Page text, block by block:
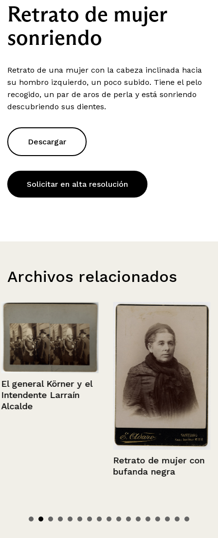
Retrato de mujer
sonriendo
Retrato de una mujer con la cabeza inclinada hacia
su hombro izquierdo, un poco subido. Tiene el pelo
recogido, un par de aros de perla y está sonriendo
descubriendo sus dientes.
Descargar
Solicitar en alta resolución
Archivos relacionados
El general Körner y el
Intendente Larraín
Alcalde
Retrato de mujer con
bufanda negra